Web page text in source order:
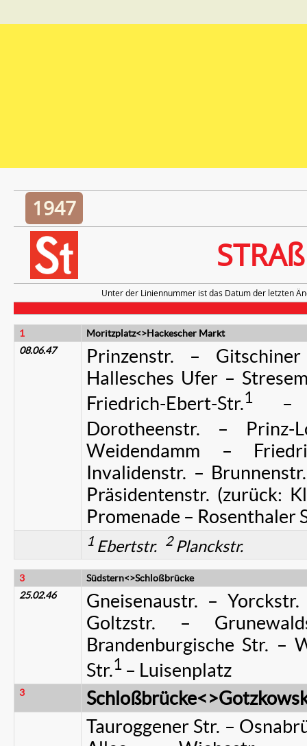
1947
Unter der Liniennummer ist das Datum der letzten
1
Moritzplatz<>Hackescher Markt
08.06.47
Prinzenstr. –
Hallesches Ufer –
Friedrich-Ebert-Str.1 –
Dorotheenstr. – Prinz-
Weidendamm –
Invalidenstr. –
Präsidentenstr. (zurück:
Promenade – Rosenthaler
1 Ebertstr. 2Planckstr.
3
Südstern<>Schloßbrücke
25.02.46
Gneisenaustr. –
Goltzstr. –
Brandenburgische Str. –
Str.1 – Luisenplatz
3
Tauroggener Str. –